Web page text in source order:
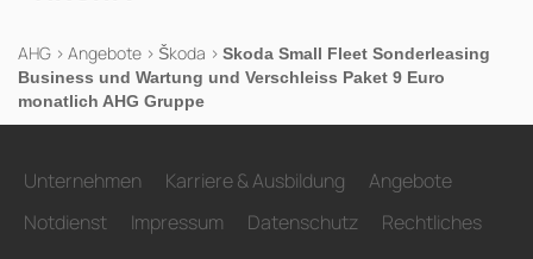
AHG > Angebote > Škoda > Skoda Small Fleet Sonderleasing
Business und Wartung und Verschleiss Paket 9 Euro
monatlich AHG Gruppe
Unternehmen Karriere & Ausbildung
Angebote
Notdienst
Impressum Datenschutz Rechtliches